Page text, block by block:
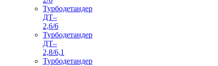
Турбодетандер
ДТ–
2,6/6
Турбодетандер
ДТ–
2,8/6,1
Турбодетандер